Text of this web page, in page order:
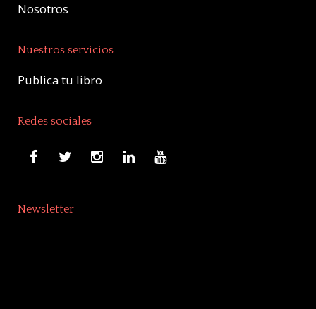
Nosotros
Nuestros servicios
Publica tu libro
Redes sociales
Newsletter